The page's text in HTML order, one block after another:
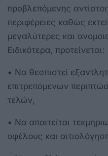
προβλεπόμενης
περιφέρειες καθώς
μεγαλύτερες και
Ειδικότερα, προτείνεται:
• Να θεσπιστεί
επιτρεπόμενων
τελών,
• Να απαιτείται
οφέλους και